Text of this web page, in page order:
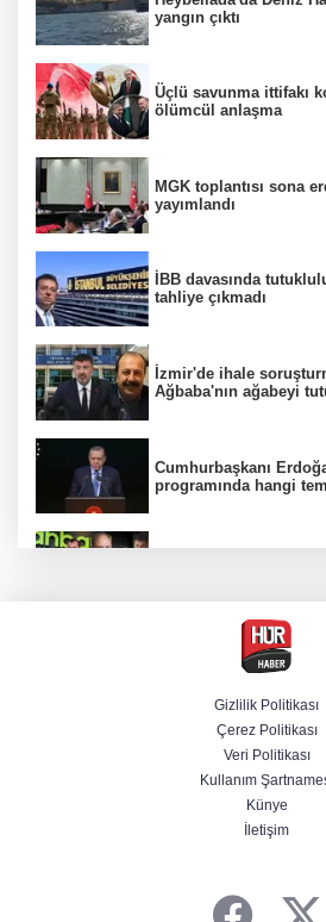
yangın çıktı
Üçlü savunma ittifakı
ölümcül anlaşma
MGK toplantısı sona
yayımlandı
İBB davasında
tahliye çıkmadı
İzmir'de ihale
Ağbaba'nın ağabeyi
Cumhurbaşkanı
programında hangi
MGK
gündemle toplandı
İletişim
Bir böcek ilacı faciası
Gizlilik Politikası
Çerez Politikası
Veri Politikası
Kullanım
Künye
İletişim